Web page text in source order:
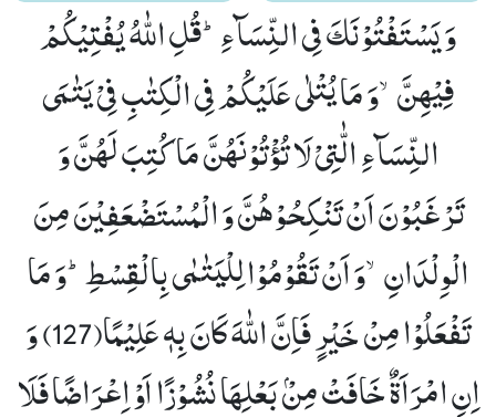
وَ یَسْتَفْتُوْنَكَ فِی النِّسَآءِؕ-قُلِ اللّٰهُ یُفْتِیْكُمْ
فِیْهِنَّۙ-وَ مَا یُتْلٰى عَلَیْكُمْ فِی الْكِتٰبِ فِیْ یَتٰمَى
النِّسَآءِ الّٰتِیْ لَا تُؤْتُوْنَهُنَّ مَا كُتِبَ لَهُنَّ وَ
تَرْغَبُوْنَ اَنْ تَنْكِحُوْهُنَّ وَ الْمُسْتَضْعَفِیْنَ مِنَ
الْوِلْدَانِۙ-وَ اَنْ تَقُوْمُوْا لِلْیَتٰمٰى بِالْقِسْطِؕ-وَ مَا
تَفْعَلُوْا مِنْ خَیْرٍ فَاِنَّ اللّٰهَ كَانَ بِهٖ عَلِیْمًا(127)
وَ
اِنِ امْرَاَةٌ خَافَتْ مِنْۢ بَعْلِهَا نُشُوْزًا اَوْ اِعْرَاضًا فَلَا